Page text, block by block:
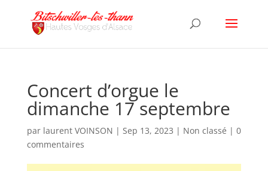
Concert d’orgue le
dimanche 17 septembre
par laurent VOINSON | Sep 13, 2023 | Non classé | 0
commentaires